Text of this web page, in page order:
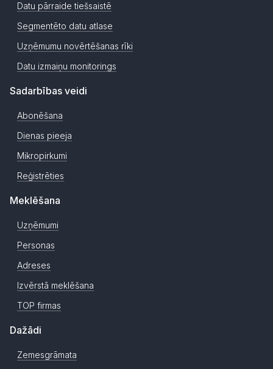
Datu pārraide tiešsaistē
Segmentēto datu atlase
Uzņēmumu novērtēšanas rīki
Datu izmaiņu monitorings
Sadarbības veidi
Abonēšana
Dienas pieeja
Mikropirkumi
Reģistrēties
Meklēšana
Uzņēmumi
Personas
Adreses
Izvērstā meklēšana
TOP firmas
Dažādi
Zemesgrāmata